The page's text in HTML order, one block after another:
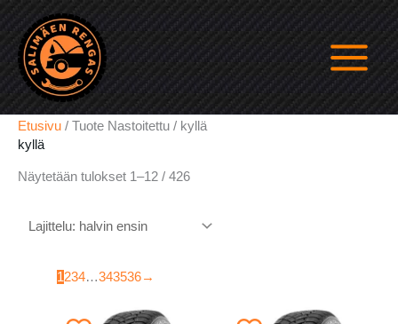
Siirry
sisältöön
Etusivu / Tuote Nastoitettu / kyllä
kyllä
Näytetään tulokset 1–12 / 426Halvin
1234…343536→